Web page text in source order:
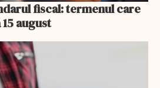
fiscal: termenul care
august